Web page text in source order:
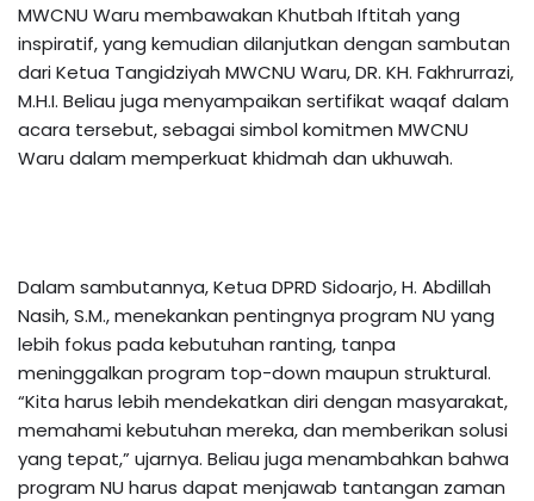
MWCNU Waru membawakan Khutbah Iftitah yang
inspiratif, yang kemudian dilanjutkan dengan sambutan
dari Ketua Tangidziyah MWCNU Waru, DR. KH. Fakhrurrazi,
M.H.I. Beliau juga menyampaikan sertifikat waqaf dalam
acara tersebut, sebagai simbol komitmen MWCNU
Waru dalam memperkuat khidmah dan ukhuwah.
Dalam sambutannya, Ketua DPRD Sidoarjo, H. Abdillah
Nasih, S.M., menekankan pentingnya program NU yang
lebih fokus pada kebutuhan ranting, tanpa
meninggalkan program top-down maupun struktural.
“Kita harus lebih mendekatkan diri dengan masyarakat,
memahami kebutuhan mereka, dan memberikan solusi
yang tepat,” ujarnya. Beliau juga menambahkan bahwa
program NU harus dapat menjawab tantangan zaman